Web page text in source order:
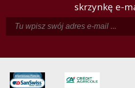
skrzynkę e-